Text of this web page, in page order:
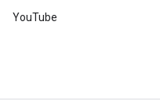
YouTube